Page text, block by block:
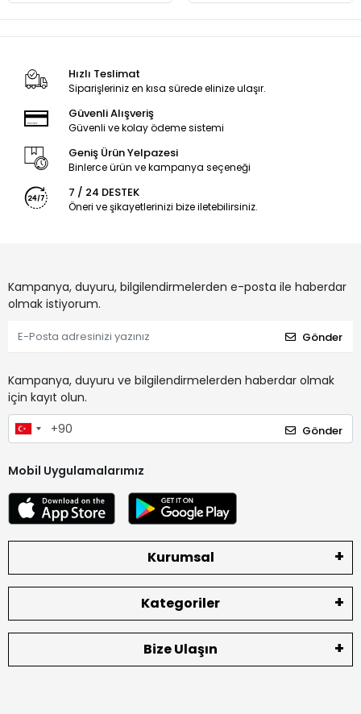
Hızlı Teslimat
Siparişleriniz en kısa sürede elinize ulaşır.
Güvenli Alışveriş
Güvenli ve kolay ödeme sistemi
Geniş Ürün Yelpazesi
Binlerce ürün ve kampanya seçeneği
7 / 24 DESTEK
Öneri ve şikayetlerinizi bize iletebilirsiniz.
Kampanya, duyuru, bilgilendirmelerden e-posta ile haberdar
olmak istiyorum.
Gönder
Kampanya, duyuru ve bilgilendirmelerden haberdar olmak
için kayıt olun.
Gönder
Mobil Uygulamalarımız
Kurumsal
Kategoriler
Bize Ulaşın